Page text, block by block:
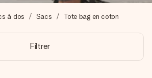
gratuite
d’unique en quelques étapes – avec
photo ou un message qui touche le cœur.
juste tout l’amour pour le moment idéal.
à dos Sacs Tote bag en coton
Filtrer